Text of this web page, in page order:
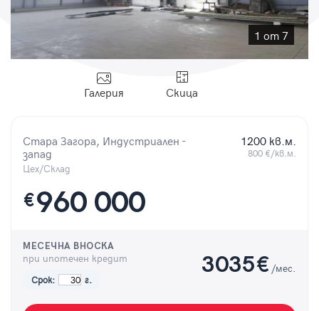
1 от 7
Галерия Скица
Стара Загора, Индустриален -
запад
Цех/Склад
1200 кв.м.
800 €/кв.м.
€960 000
МЕСЕЧНА ВНОСКА
при ипотечен кредит
Срок: г.
3035€ /мес.
Парола
Вход с имейл
Забравена парола